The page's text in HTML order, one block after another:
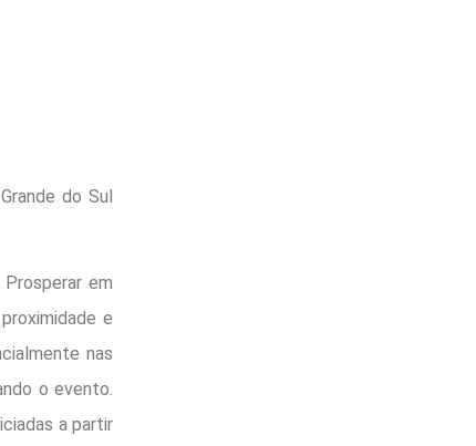
do Sul
em
e
nas
o evento.
a partir